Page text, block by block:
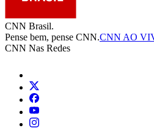
CNN Brasil.
Pense bem, pense CNN.CNN AO
CNN Nas Redes